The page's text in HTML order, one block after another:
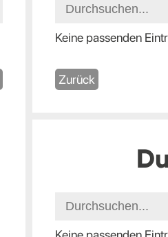
Keine passenden
Zurück